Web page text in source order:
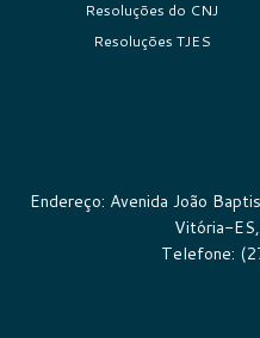
Resoluções do CNJ
Resoluções TJES
Endereço: Avenida João
Vitória-
Telefone: